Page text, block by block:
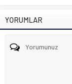
YORUMLAR